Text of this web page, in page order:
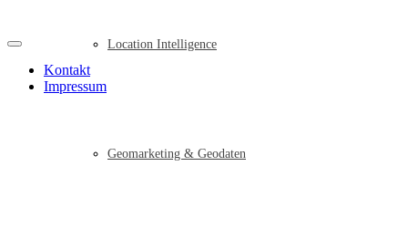
Location Intelligence
Geomarketing & Geodaten
Kontakt
Impressum